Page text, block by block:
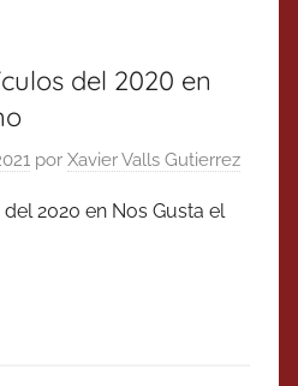
del 2020 en
por Xavier Valls Gutierrez
2020 en Nos Gusta el